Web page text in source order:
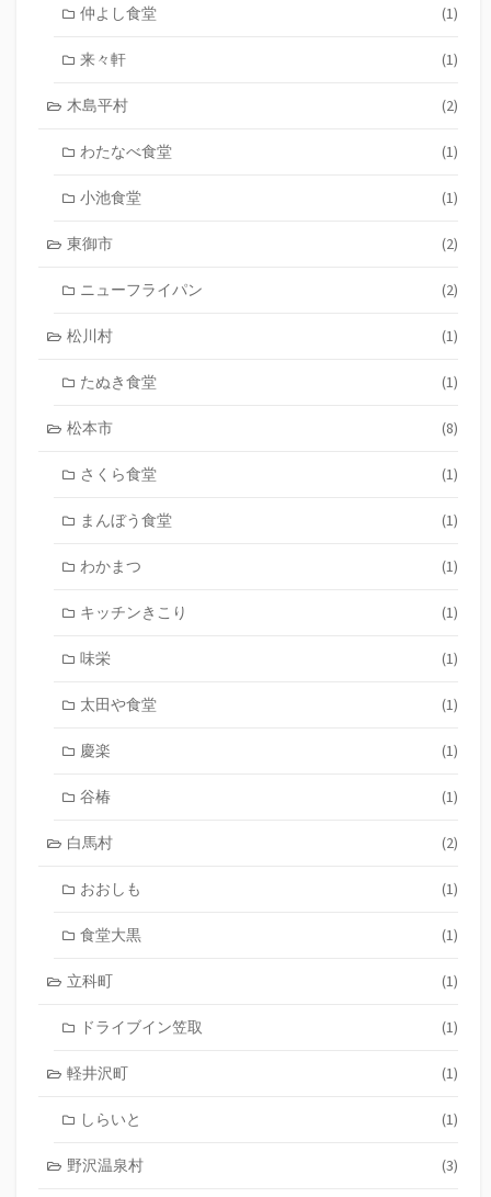
仲よし食堂 (1)
来々軒 (1)
木島平村 (2)
わたなべ食堂 (1)
小池食堂 (1)
東御市 (2)
ニューフライパン (2)
松川村 (1)
たぬき食堂 (1)
松本市 (8)
さくら食堂 (1)
まんぼう食堂 (1)
わかまつ (1)
キッチンきこり (1)
味栄 (1)
太田や食堂 (1)
慶楽 (1)
谷椿 (1)
白馬村 (2)
おおしも (1)
食堂大黒 (1)
立科町 (1)
ドライブイン笠取 (1)
軽井沢町 (1)
しらいと (1)
野沢温泉村 (3)